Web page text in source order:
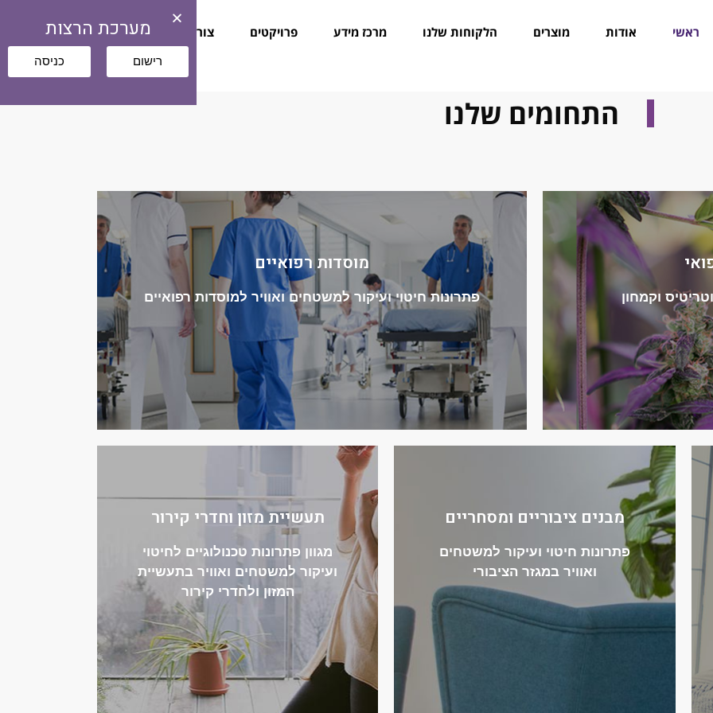
ראשי אודות מוצרים הלקוחות שלנו מרכז מידע פרויקטים צור קשר הרצות
התחומים שלנו
וקמחון
ואוויר לרבות נטרול
הרפואי
מוסדות רפואיים
פתרונות חיטוי ועיקור למשטחים ואוויר למוסדות רפואיים
טיפול בעזרת קרינה אולטרה-סגולית בזיהומים הנישאים באוויר
ועל גבי משטחים
היכנסו למגוון הפתרונות
מבנים ציבוריים ומסחריים
פתרונות חיטוי ועיקור למשטחים
ואוויר במגזר הציבורי
למשטחים ואוויר בסביבת העבודה
המתאים למגזר הציבורי
היכנסו למגוון הפתרונות
תעשיית מזון וחדרי קירור
מגוון פתרונות טכנולוגיים לחיטוי
ועיקור למשטחים ואוויר בתעשיית
המזון ולחדרי קירור
מגוון פתרונות לחיטוי ועיקור
למשטחים ואוויר לרבות נטרול ריחות
לחדרי קירור
היכנסו למגוון הפתרונות
מערכת הרצות
רישום כניסה